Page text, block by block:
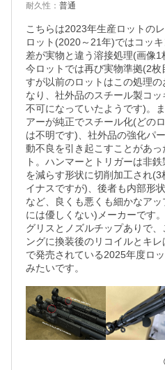
耐久性 ： 普通
こちらは2023年生産ロットの
ロット(2020～21年)ではコッ
差が実物と違う溶接処理(画像1
今ロットでは再び実物準拠(2
すが以前のロットはこの処理の
なり、社外品のスチール製コ
不可になっていたようです)。
アーが純正でスチール化(どの
は不明です)、社外品の強化パ
動不良を引き起こすことがあ
ト。ハンマーとトリガーは非
を減らす形状に切削加工され
イナスですが)、後者も内部形
など、良くも悪くも細かなア
には優しくない)メーカーです
グリスとノズルチップありで
ングに換装後のリコイルとキ
で発売されている2025年度ロ
みたいです。